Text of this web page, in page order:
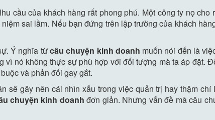
cầu của khách hàng rất phong phú. Một công ty nọ
sai lầm. Nếu bạn đứng trên lập trường của khách
Ý nghĩa từcâu chuyện kinh doanh muốn nói đến là
nó không thực sự phù hợp với đối tượng mà ta áp đặt.
và phản đối gay gắt.
sẽ gây nên cái nhìn xấu trong việc quản trị hay thậm
chuyện kinh doanhđơn giản. Nhưng vấn đề mà câu